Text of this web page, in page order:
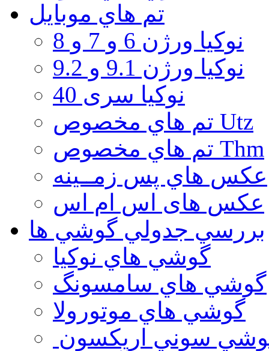
تم هاي موبايل
نوكيا ورژن 6 و 7 و 8
نوكيا ورژن 9.1 و 9.2
نوکیا سری 40
تم هاي مخصوص Utz
تم هاي مخصوص Thm
عكس هاي پس زمــينه
عكس های اس ام اس
بررسي جدولي گوشي ها
گوشي هاي نوكيا
گوشي هاي سامسونگ
گوشي هاي موتورولا
سوني اريكسون